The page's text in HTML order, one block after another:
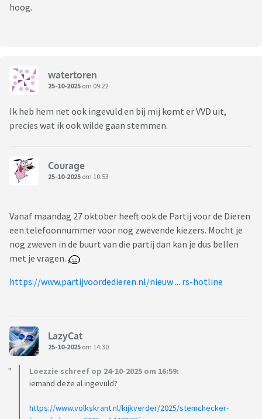
hoog.
watertoren
25-10-2025 om 09:22
Ik heb hem net ook ingevuld en bij mij komt er VVD uit,
precies wat ik ook wilde gaan stemmen.
Courage
25-10-2025 om 10:53
Vanaf maandag 27 oktober heeft ook de Partij voor de Dieren
een telefoonnummer voor nog zwevende kiezers. Mocht je
nog zweven in de buurt van die partij dan kan je dus bellen
met je vragen.
https://www.partijvoordedieren.nl/nieuw ... rs-hotline
LazyCat
25-10-2025 om 14:30
Loezzie schreef op 24-10-2025 om 16:59:
iemand deze al ingevuld?
https://www.volkskrant.nl/kijkverder/2025/stemchecker-